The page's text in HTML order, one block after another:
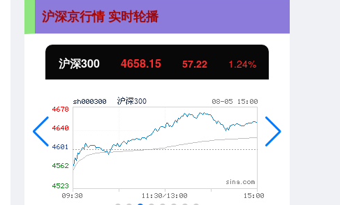
沪深京行情 实时轮播
4658.15 57.22 1.24% 北证50